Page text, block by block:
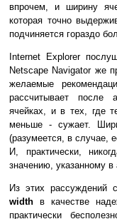
впрочем, и ширину
которая точно
подчиняется гораздо
Internet Explorer
Netscape Navigator же
желаемые
рассчитывает после
ячейках, и в тех, где
меньше - сужает.
(разумеется, в случае,
И, практически,
значению, указанному в
Из этих рассуждений
width в качестве
практически